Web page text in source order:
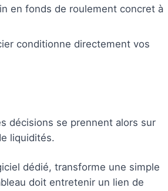
en fonds de roulement concret à
conditionne directement vos
décisions se prennent alors sur
liquidités.
dédié, transforme une simple
doit entretenir un lien de